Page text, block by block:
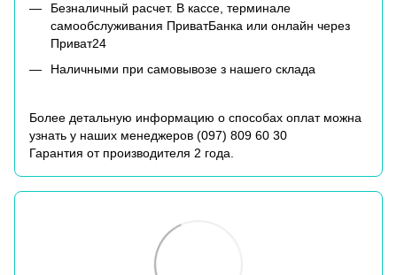
Безналичный расчет. В кассе, терминале
самообслуживания ПриватБанка или онлайн через
Приват24
Наличными при самовывозе з нашего склада
Более детальную информацию о способах оплат можна
узнать у наших менеджеров (097) 809 60 30
Гарантия от производителя 2 года.